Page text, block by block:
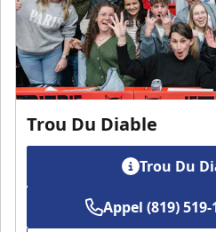
Trou Du Diable
Trou Du
Appel (819)